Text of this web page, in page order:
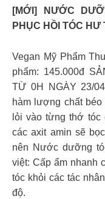
[MỚI] NƯỚC
PHỤC HỒI TÓC HƯ
Vegan Mỹ Phẩm
phẩm: 145.000đ
TỪ 0H NGÀY 23/
hàm lượng chất
lỏi vào từng thớ
các axit amin sẽ
nên Nước dưỡng
việt: Cấp ẩm nhanh
tóc khỏi các tác
độ.